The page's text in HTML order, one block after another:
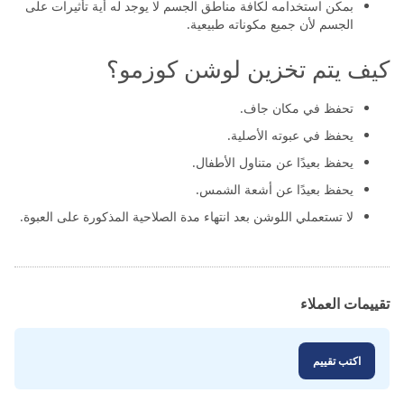
بمكن استخدامه لكافة مناطق الجسم لا يوجد له أية تأثيرات على
الجسم لأن جميع مكوناته طبيعية.
كيف يتم تخزين لوشن كوزمو؟
تحفظ في مكان جاف.
يحفظ في عبوته الأصلية.
يحفظ بعيدًا عن متناول الأطفال.
يحفظ بعيدًا عن أشعة الشمس.
لا تستعملي اللوشن بعد انتهاء مدة الصلاحية المذكورة على العبوة.
تقييمات العملاء
اكتب تقييم